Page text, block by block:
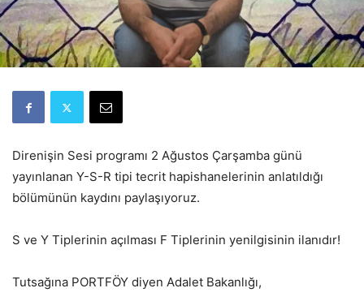
Direnişin Sesi programı 2 Ağustos Çarşamba günü
yayınlanan Y-S-R tipi tecrit hapishanelerinin anlatıldığı
bölümünün kaydını paylaşıyoruz.
S ve Y Tiplerinin açılması F Tiplerinin yenilgisinin ilanıdır!
Tutsağına PORTFÖY diyen Adalet Bakanlığı,